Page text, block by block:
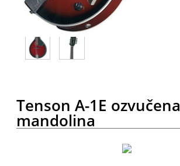
Tenson A-1E ozvučena
mandolina